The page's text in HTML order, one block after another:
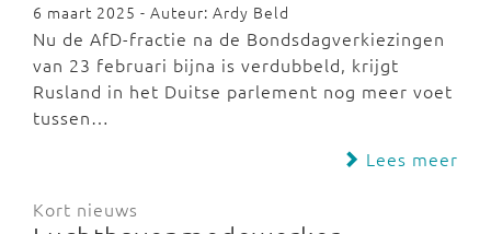
6 maart 2025 - Auteur: Ardy Beld
Nu de AfD-fractie na de Bondsdagverkiezingen
van 23 februari bijna is verdubbeld, krijgt
Rusland in het Duitse parlement nog meer voet
tussen…
Lees meer
Kort nieuws